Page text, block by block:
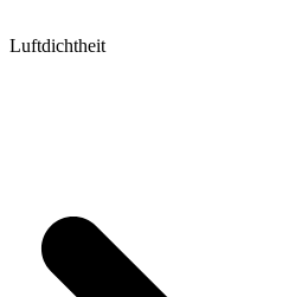
Luftdichtheit